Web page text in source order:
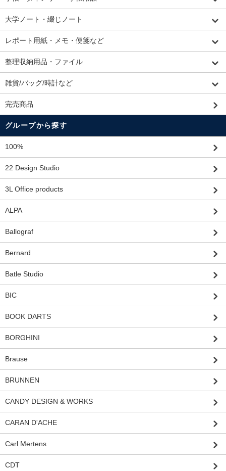
大学ノート・綴じノート
レポート用紙・メモ・便箋など
整理収納用品・ファイル
雑貨/バッグ/時計など
完売商品
グループから探す
100%
22 Design Studio
3L Office products
ALPA
Ballograf
Bernard
Batle Studio
BIC
BOOK DARTS
BORGHINI
Brause
BRUNNEN
CANDY DESIGN & WORKS
CARAN D'ACHE
Carl Mertens
CDT